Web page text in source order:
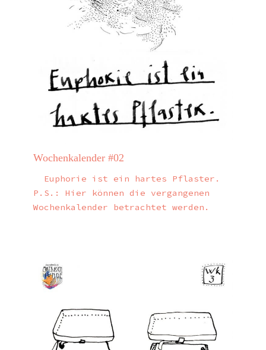
Wochenkalender #02
Euphorie ist ein hartes Pflaster.
P.S.: Hier können die vergangenen
Wochenkalender betrachtet werden.